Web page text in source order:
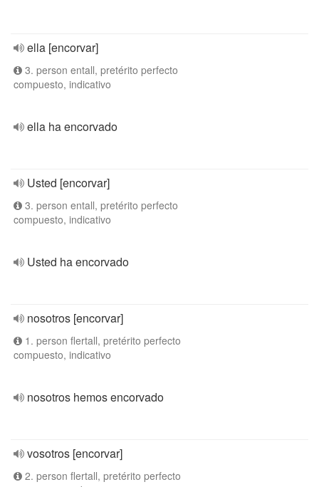
ella [encorvar]
3. person entall, pretérito perfecto
compuesto, indicativo
ella ha encorvado
Usted [encorvar]
3. person entall, pretérito perfecto
compuesto, indicativo
Usted ha encorvado
nosotros [encorvar]
1. person flertall, pretérito perfecto
compuesto, indicativo
nosotros hemos encorvado
vosotros [encorvar]
2. person flertall, pretérito perfecto